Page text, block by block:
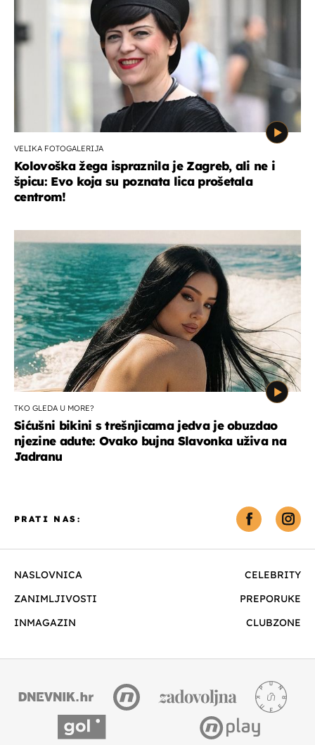
VELIKA FOTOGALERIJA
Kolovoška žega ispraznila je Zagreb, ali ne i
špicu: Evo koja su poznata lica prošetala
centrom!
TKO GLEDA U MORE?
Sićušni bikini s trešnjicama jedva je obuzdao
njezine adute: Ovako bujna Slavonka uživa na
Jadranu
NASLOVNICA
CELEBRITY
ZANIMLJIVOSTI
PREPORUKE
INMAGAZIN
CLUBZONE
PRATI NAS: